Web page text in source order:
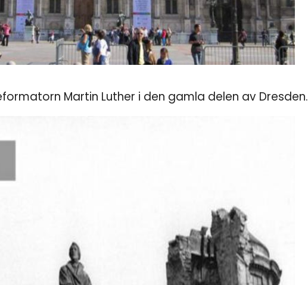
Martin Luther i den gamla delen av Dresden.